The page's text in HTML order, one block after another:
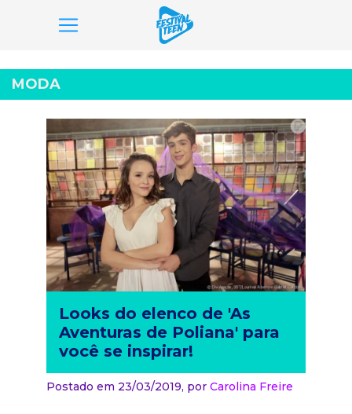
para
o
conteúdo
MODA
Looks do elenco de 'As
Aventuras de Poliana' para
você se inspirar!
Postado em 23/03/2019, por Carolina Freire